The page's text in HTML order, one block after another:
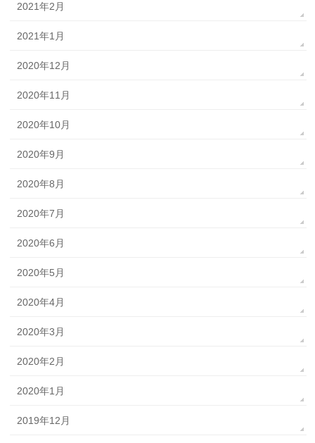
2021年2月
2021年1月
2020年12月
2020年11月
2020年10月
2020年9月
2020年8月
2020年7月
2020年6月
2020年5月
2020年4月
2020年3月
2020年2月
2020年1月
2019年12月